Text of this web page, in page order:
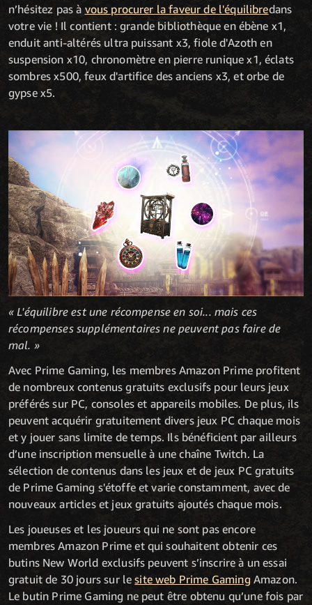
n’hésitez pas à vous procurer la faveur de l'équilibredans
votre vie ! Il contient : grande bibliothèque en ébène x1,
enduit anti-altérés ultra puissant x3, fiole d'Azoth en
suspension x10, chronomètre en pierre runique x1, éclats
sombres x500, feux d'artifice des anciens x3, et orbe de
gypse x5.
« L'équilibre est une récompense en soi... mais ces
récompenses supplémentaires ne peuvent pas faire de
mal. »
Avec Prime Gaming, les membres Amazon Prime profitent
de nombreux contenus gratuits exclusifs pour leurs jeux
préférés sur PC, consoles et appareils mobiles. De plus, ils
peuvent acquérir gratuitement divers jeux PC chaque mois
et y jouer sans limite de temps. Ils bénéficient par ailleurs
d’une inscription mensuelle à une chaîne Twitch. La
sélection de contenus dans les jeux et de jeux PC gratuits
de Prime Gaming s'étoffe et varie constamment, avec de
nouveaux articles et jeux gratuits ajoutés chaque mois.
Les joueuses et les joueurs qui ne sont pas encore
membres Amazon Prime et qui souhaitent obtenir ces
butins New World exclusifs peuvent s’inscrire à un essai
gratuit de 30 jours sur lesite web Prime GamingAmazon.
Le butin Prime Gaming ne peut être obtenu qu’une fois par